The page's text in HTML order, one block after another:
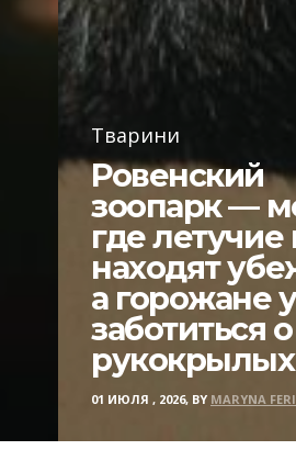
Тварини
Ровенский
зоопарк —
где
находят
а горожане
заботиться о
рукокрылых
01 ИЮЛЯ , 2026, BY MARYNA